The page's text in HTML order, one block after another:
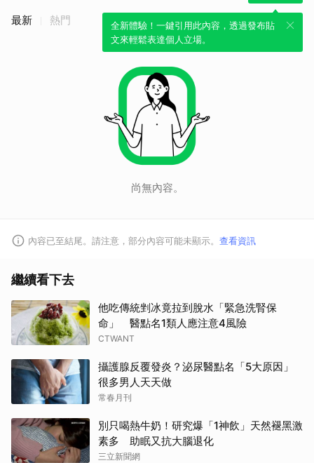
全新體驗！一鍵引用此內容，透過發布貼
文來輕鬆表達個人立場。
最新 熱門
尚無內容。
內容已至結尾。請注意，部分內容可能未顯示。 查看資訊
繼續看下去
他吃傳統剉冰竟拉到脫水「緊急洗腎保
命」 醫點名1類人應注意4風險
CTWANT
攝護腺反覆發炎？泌尿醫點名「5大原因」
很多男人天天做
常春月刊
別只喝熱牛奶！研究爆「1神飲」天然褪黑激
素多 助眠又抗大腦退化
三立新聞網